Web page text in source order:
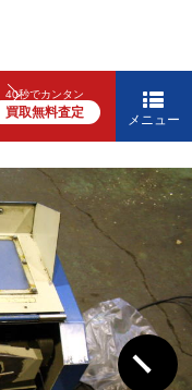
40秒でカンタン
買取無料査定 メニュー